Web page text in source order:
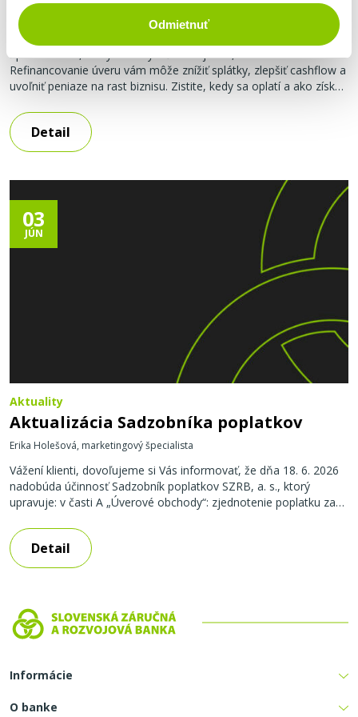
Odmietnuť
môžete získať?
Erika Holešová, marketingový špecialista
Refinancovanie úveru vám môže znížiť splátky, zlepšiť cashflow a
uvoľniť peniaze na rast biznisu. Zistite, kedy sa oplatí a ako získať
znamená pre vaše podnikanie Ak si kladiete otázku, čo je
refinancovanie úveru, odpoveď je jednoduchá. Ide
Detail
03
JÚN
Aktuality
Aktualizácia Sadzobníka poplatkov
Erika Holešová, marketingový špecialista
Vážení klienti, dovoľujeme si Vás informovať, že dňa 18. 6. 2026
nadobúda účinnosť Sadzobník poplatkov SZRB, a. s., ktorý
upravuje: v časti A „Úverové obchody“: zjednotenie poplatku za
dohodnutým termínom splatnosti, t.j. na 4% z objemu predčasne
splateného úveru / splátky, min. 500,- EUR, presun poplatkov za
úverové
Detail
Informácie
O banke